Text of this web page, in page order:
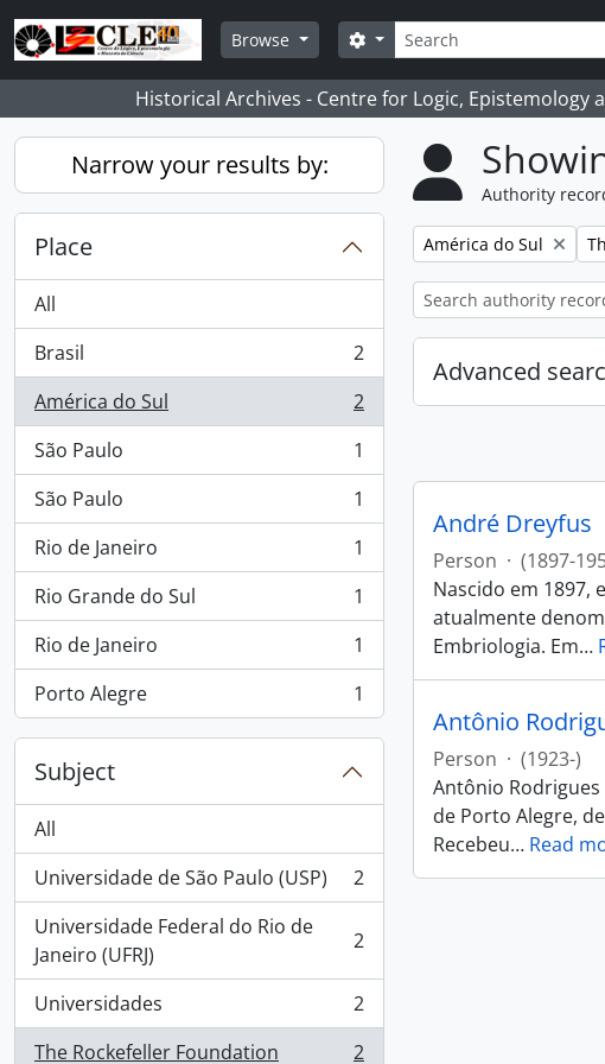
Skip to main content
Browse
Search
Search options
Historical Archives - Centre for Logic, Epistemology
Narrow your results by:
Place
All
Brasil
, 2 results
2
América do Sul
, 2 results
2
São Paulo
, 1 results
1
São Paulo
, 1 results
1
Rio de Janeiro
, 1 results
1
Rio Grande do Sul
, 1 results
1
Rio de Janeiro
, 1 results
1
Porto Alegre
, 1 results 1
Subject
All
Universidade de São Paulo (USP)
, 2 results
2
Universidade Federal do Rio de
Janeiro (UFRJ)
, 2 results 2
Universidades
, 2 results
2
The Rockefeller Foundation
2
Authority
Remove filter:
América do Sul
Advanced
André Dreyfus
Person · (1897-
Nascido em 1897,
atualmente
Embriologia. Em…
Antônio
Person · (1923-)
Antônio Rodrigues
de Porto Alegre,
Recebeu… Read